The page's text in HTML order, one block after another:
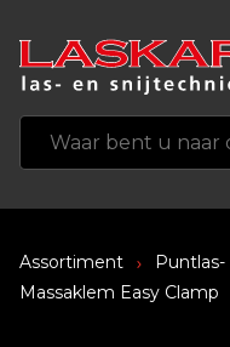
Assortiment
Massaklem Easy Clamp